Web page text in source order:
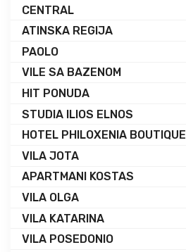
CENTRAL
ATINSKA REGIJA
PAOLO
VILE SA BAZENOM
HIT PONUDA
STUDIA ILIOS ELNOS
HOTEL PHILOXENIA BOUTIQUE
VILA JOTA
APARTMANI KOSTAS
VILA OLGA
VILA KATARINA
VILA POSEDONIO